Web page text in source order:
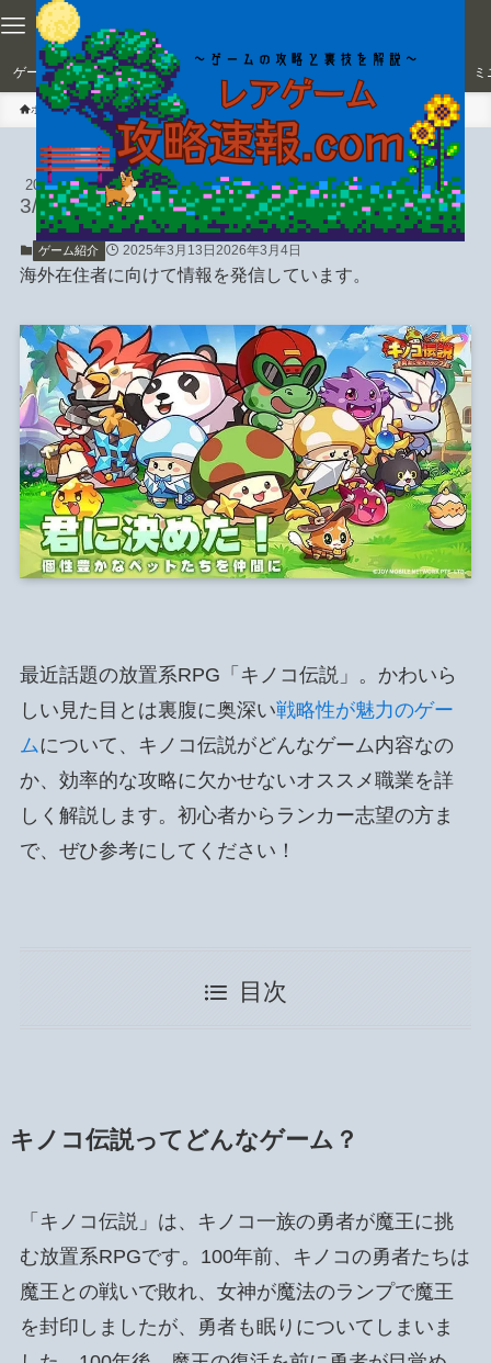
ゲーム紹介 おすすめゲーム
ホーム ゲーム紹介
【キノコ伝説】攻略を紹介！どん
なゲームなの？オススメ職業も！
2026
3/04
ゲーム紹介 2025年3月13日 2026年3月4日
海外在住者に向けて情報を発信しています。
最近話題の放置系RPG「キノコ伝説」。かわいら
しい見た目とは裏腹に奥深い戦略性が魅力のゲー
ムについて、キノコ伝説がどんなゲーム内容なの
か、効率的な攻略に欠かせないオススメ職業を詳
しく解説します。初心者からランカー志望の方ま
で、ぜひ参考にしてください！
目次
キノコ伝説ってどんなゲーム？
「キノコ伝説」は、キノコ一族の勇者が魔王に挑
む放置系RPGです。100年前、キノコの勇者たちは
魔王との戦いで敗れ、女神が魔法のランプで魔王
を封印しましたが、勇者も眠りについてしまいま